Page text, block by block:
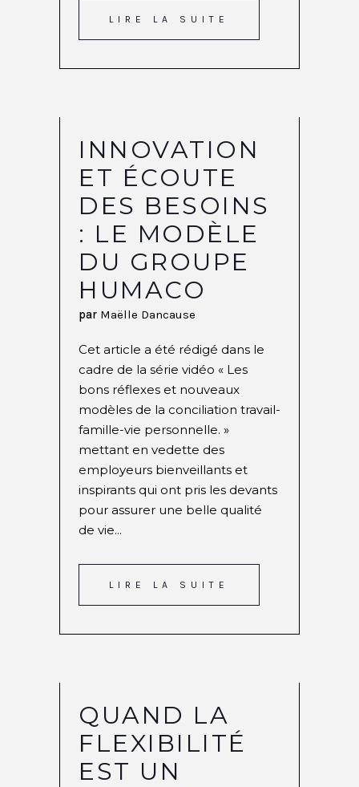
LIRE LA SUITE
INNOVATION
ET ÉCOUTE
DES BESOINS
: LE MODÈLE
DU GROUPE
HUMACO
par Maëlle Dancause
Cet article a été rédigé dans le
cadre de la série vidéo « Les
bons réflexes et nouveaux
modèles de la conciliation travail-
famille-vie personnelle. »
mettant en vedette des
employeurs bienveillants et
inspirants qui ont pris les devants
pour assurer une belle qualité
de vie...
LIRE LA SUITE
QUAND LA
FLEXIBILITÉ
EST UN